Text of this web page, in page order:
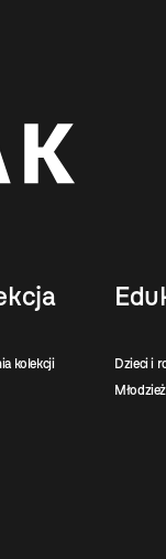
kolekcji
Dzieci i